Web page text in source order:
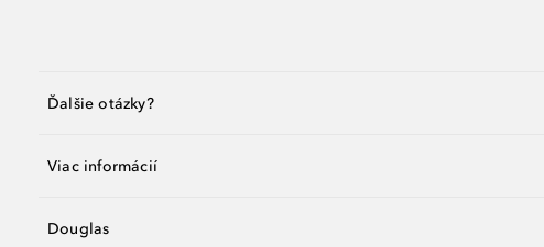
Ďalšie otázky?
Viac informácií
Douglas